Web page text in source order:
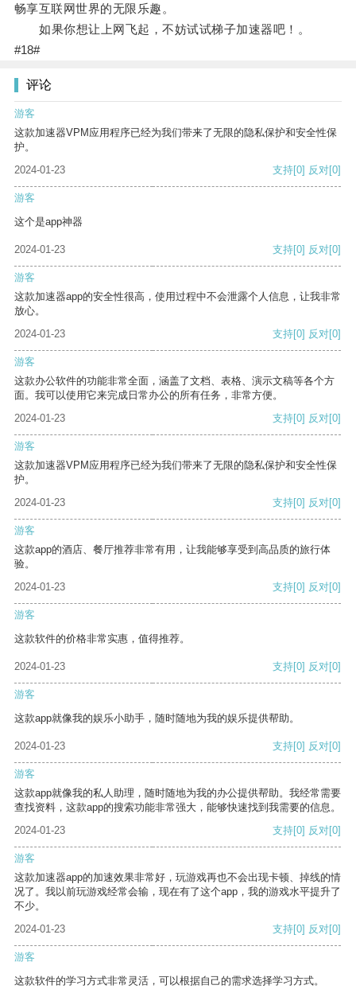
畅享互联网世界的无限乐趣。
如果你想让上网飞起，不妨试试梯子加速器吧！。
#18#
评论
游客
这款加速器VPM应用程序已经为我们带来了无限的隐私保护和安全性保
护。
2024-01-23
支持[0] 反对[0]
游客
这个是app神器
2024-01-23 支持[0] 反对[0]
游客
这款加速器app的安全性很高，使用过程中不会泄露个人信息，让我非常
放心。
2024-01-23
支持[0] 反对[0]
游客
这款办公软件的功能非常全面，涵盖了文档、表格、演示文稿等各个方
面。我可以使用它来完成日常办公的所有任务，非常方便。
2024-01-23
支持[0] 反对[0]
游客
这款加速器VPM应用程序已经为我们带来了无限的隐私保护和安全性保
护。
2024-01-23
支持[0] 反对[0]
游客
这款app的酒店、餐厅推荐非常有用，让我能够享受到高品质的旅行体
验。
2024-01-23
支持[0] 反对[0]
游客
这款软件的价格非常实惠，值得推荐。
2024-01-23 支持[0] 反对[0]
游客
这款app就像我的娱乐小助手，随时随地为我的娱乐提供帮助。
2024-01-23 支持[0] 反对[0]
游客
这款app就像我的私人助理，随时随地为我的办公提供帮助。我经常需要
查找资料，这款app的搜索功能非常强大，能够快速找到我需要的信息。
2024-01-23
支持[0] 反对[0]
游客
这款加速器app的加速效果非常好，玩游戏再也不会出现卡顿、掉线的情
况了。我以前玩游戏经常会输，现在有了这个app，我的游戏水平提升了
不少。
2024-01-23
支持[0] 反对[0]
游客
这款软件的学习方式非常灵活，可以根据自己的需求选择学习方式。